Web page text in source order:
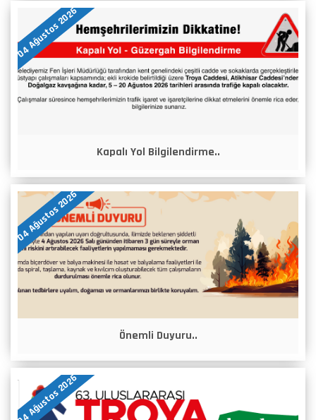
04 Ağustos 2026
Kapalı Yol Bilgilendirme..
04 Ağustos 2026
Önemli Duyuru..
04 Ağustos 2026